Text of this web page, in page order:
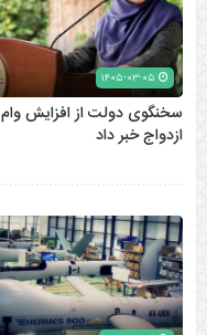
سخنگوی دولت از افزایش وام
ازدواج خبر داد